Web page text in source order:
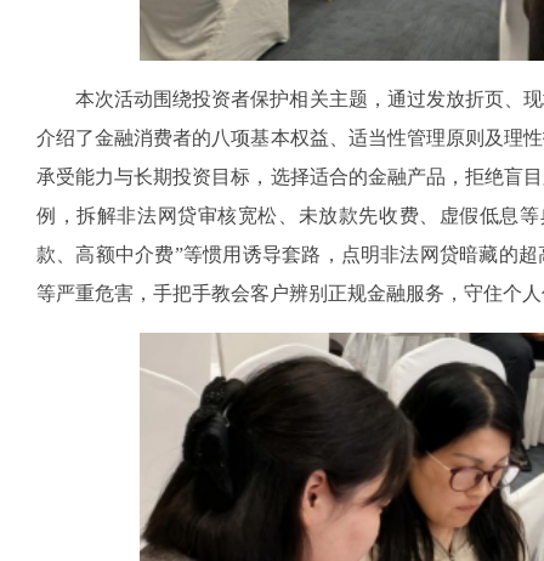
本次活动围绕投资者保护相关主题，通过发放折页、
介绍了金融消费者的八项基本权益、适当性管理原则及理
承受能力与长期投资目标，选择适合的金融产品，拒绝盲
例，拆解非法网贷审核宽松、未放款先收费、虚假低息
款、高额中介费”等惯用诱导套路，点明非法网贷暗藏的
等严重危害，手把手教会客户辨别正规金融服务，守住个